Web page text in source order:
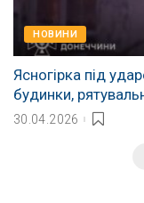
НОВИНИ
Ясногірка під
будинки,
30.04.2026